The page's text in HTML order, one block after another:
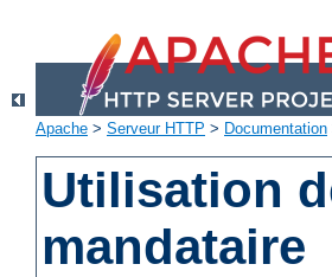
Apache > Serveur HTTP > Documentation
Utilisation
mandataire